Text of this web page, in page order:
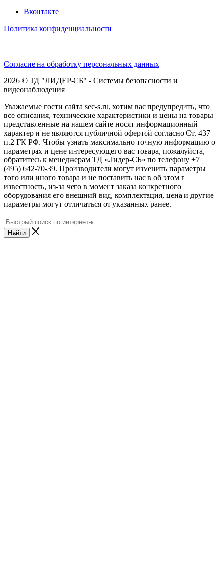
Вконтакте
Политика конфиденциальности
Согласие на обработку персональных данных
2026 © ТД "ЛИДЕР-СБ" - Системы безопасности и
видеонаблюдения
Уважаемые гости сайта sec-s.ru, хотим вас предупредить, что
все описания, технические характеристики и цены на товары
представленные на нашем сайте носят информационный
характер и не являются публичной офертой согласно Ст. 437
п.2 ГК РФ. Чтобы узнать максимально точную информацию о
параметрах и цене интересующего вас товара, пожалуйста,
обратитесь к менеджерам ТД «Лидер-СБ» по телефону +7
(495) 642-70-39. Производители могут изменить параметры
того или иного товара и не поставить нас в об этом в
известность, из-за чего в момент заказа конкретного
оборудования его внешний вид, комплектация, цена и другие
параметры могут отличаться от указанных ранее.
Найти